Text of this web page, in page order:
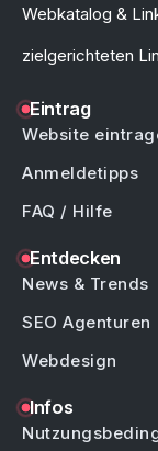
Webkatalog &
zielgerichteten
Eintrag
Website
Anmeldetipps
FAQ / Hilfe
Entdecken
News & Trends
SEO Agenturen
Webdesign
Infos